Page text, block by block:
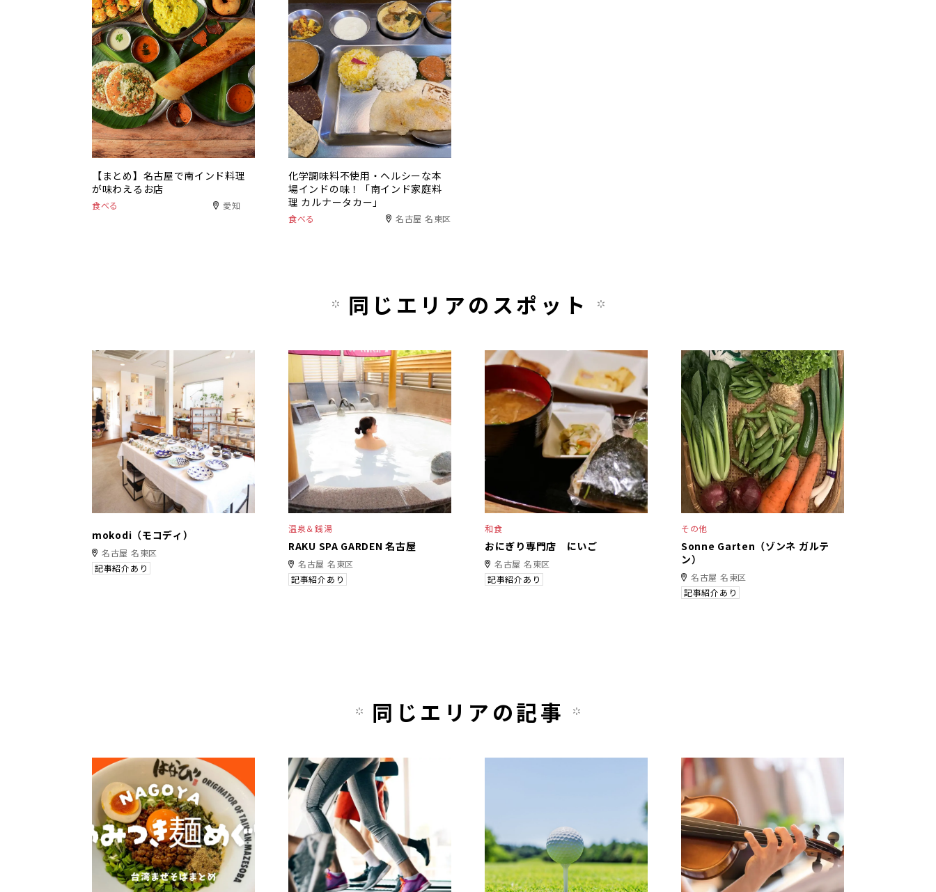
【まとめ】名古屋で南インド料理
が味わえるお店
食べる 愛知
化学調味料不使用・ヘルシーな本
場インドの味！「南インド家庭料
理 カルナータカー」
食べる 名古屋 名東区
同じエリアのスポット
mokodi（モコディ）
名古屋 名東区
記事紹介あり
温泉＆銭湯
RAKU SPA GARDEN 名古屋
名古屋 名東区
記事紹介あり
和食
おにぎり専門店 にいご
名古屋 名東区
記事紹介あり
その他
Sonne Garten（ゾンネ ガルテ
ン）
名古屋 名東区
記事紹介あり
同じエリアの記事